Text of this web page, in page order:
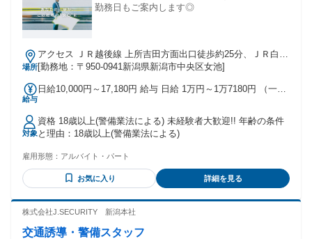
勤務日もご案内します◎
場所
アクセス ＪＲ越後線 上所吉田方面出口徒歩約25分、ＪＲ白新
線 新潟南口徒歩約43分、ＪＲ信越本線 新潟南口徒歩約43分
[勤務地：〒950-0941新潟県新潟市中央区女池]
給与
日給10,000円～17,180円 給与 日給 1万円～1万7180円 （一律
出勤は割増し金額支給 ※燃料費支給（距離計算＋遠方手当有
り） ※車両費支給
対象
資格 18歳以上(警備業法による) 未経験者大歓迎!! 年齢の条件
と理由：18歳以上(警備業法による)
雇用形態： アルバイト・パート
お気に入り 詳細を見る
株式会社J.SECURITY 新潟本社
交通誘導・警備スタッフ